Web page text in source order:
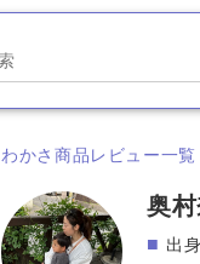
わかさ商品レビュー一覧
奥
出